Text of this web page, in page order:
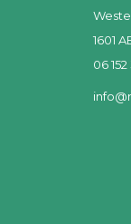
1601
06 152